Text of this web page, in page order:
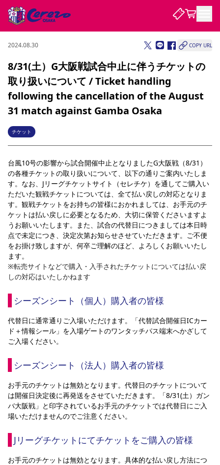
試合・チーム
試合について
試合日程 / 結果 順位表
選手・スタッフ
アカデミー ハナサカプレーヤー 歴代所属選手
観戦する
チケット
チケット情報
観戦ガイド
初めて観戦ガイド キッズ向けサービス グルメ マッチデープログラム
観戦マナー&ルール
ビジターサポーター観戦ガイド 公式アプリ
スタジアム
YANMAR HANASAKA STADIUM
DAZNで観戦
DAZNで観戦
アウェイツアー
アウェイツアー
よくある質問
よくある質問
クラブを知る
クラブ紹介 沿革 シーズン記録 求人情報
サポートする
パートナー企業募集中 セレッソ大阪VISAカード
サポートスタッフ
セレッソアイデアちょうだいな
応援商店街
Lise（ライセンスビジネス）
サステナビリティ
サステナビリティポリシー
活動レポート
SPORT POSITIVE LEAGUES
スポーツクラブ
スポーツクラブ
長居公園 セレッソフットサルパーク セレッソフットサルパーク長居
セレッソスポーツパーク舞洲
ファンクラブ
ファンクラブ
SAKURA SOCIO 招待券引換方法 まいセレチケット
会員規定
婚姻届・出生届・命名書
ニュース
ニュース
すべて チーム グッズ チケット イベント
ファンクラブ
ホームタウン
パートナー スポーツクラブ メディア 30周年
レディース
アカデミー
2024.08.30 COPY URL
8/31(土）G大阪戦試合中止に伴うチケットの
取り扱いについて / Ticket handling
following the cancellation of the August
31 match against Gamba Osaka
チケット
台風10号の影響から試合開催中止となりましたG大阪戦（8/31）
の各種チケットの取り扱いについて、以下の通りご案内いたしま
す。なお、Jリーグチケットサイト（セレチケ）を通してご購入い
ただいた観戦チケットについては、全て払い戻しの対応となりま
す。観戦チケットをお持ちの皆様におかれましては、お手元のチ
ケットは払い戻しに必要となるため、大切に保管くださいますよ
うお願いいたします。また、試合の代替日につきましては本日時
点で未定につき、決定次第お知らせさせていただきます。ご不便
をお掛け致しますが、何卒ご理解のほど、よろしくお願いいたし
ます。
※転売サイトなどで購入・入手されたチケットについては払い戻
しの対応はいたしかねます
シーズンシート（個人）購入者の皆様
代替日に通常通りご入場いただけます。「代替試合開催日ICカー
ド＋情報シール」を入場ゲートのワンタッチパス端末へかざして
ご入場ください。
シーズンシート（法人）購入者の皆様
お手元のチケットは無効となります。代替日のチケットについて
は開催日決定後に再発送をさせていただきます。「8/31(土）ガン
バ大阪戦」と印字されているお手元のチケットでは代替日にご入
場いただけませんのでご注意ください。
Jリーグチケットにてチケットをご購入の皆様
お手元のチケットは無効となります。具体的な払い戻し方法につ